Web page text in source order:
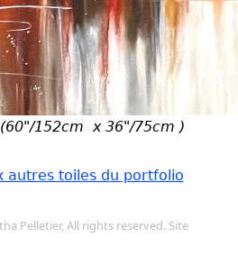
152cm x 36"/75cm )
autres toiles du portfolio
Pelletier, All rights reserved. Site